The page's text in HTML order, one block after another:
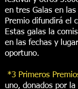
en tres Galas en
Premio difundirá el
Estas galas la
en las fechas y
oportuno.
*3 Primeros
uno, donados por la